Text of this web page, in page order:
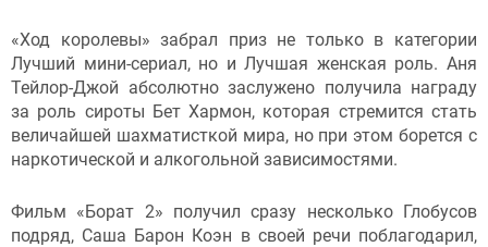
«Ход королевы» забрал приз не только в категории
Лучший мини-сериал, но и Лучшая женская роль. Аня
Тейлор-Джой абсолютно заслужено получила награду
за роль сироты Бет Хармон, которая стремится стать
величайшей шахматисткой мира, но при этом борется с
наркотической и алкогольной зависимостями.
Фильм «Борат 2» получил сразу несколько Глобусов
подряд, Саша Барон Коэн в своей речи поблагодарил,